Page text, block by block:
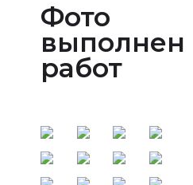
Фото
работ